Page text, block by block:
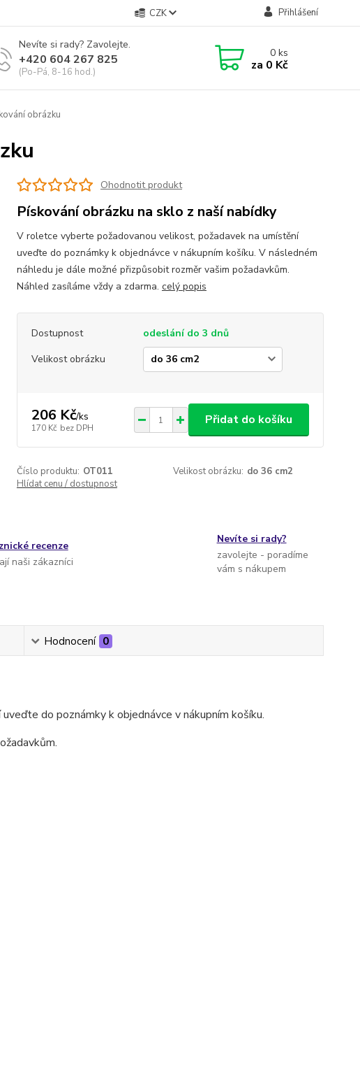
CZK Přihlášení
Nevíte si rady? Zavolejte.
+420 604 267 825
(Po-Pá, 8-16 hod.)
0ks
za 0 Kč
obrázku
Ohodnotit produkt
Pískování obrázku na sklo z naší nabídky
V roletce vyberte požadovanou velikost, požadavek na umístění
uveďte do poznámky k objednávce v nákupním košíku. V následném
náhledu je dále možné přizpůsobit rozměr vašim požadavkům.
Náhled zasíláme vždy a zdarma. celý popis
Dostupnost
odeslání do 3 dnů
Velikost obrázku
206 Kč/ks
170 Kč bez DPH
Přidat do košíku
Číslo produktu: OT011 Velikost obrázku: do 36 cm2
Hlídat cenu / dostupnost
recenze
naši zákazníci
Nevíte si rady?
zavolejte - poradíme
vám s nákupem
Hodnocení 0
do poznámky k objednávce v nákupním košíku.